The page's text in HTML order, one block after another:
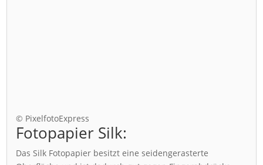
© PixelfotoExpress
Fotopapier Silk:
Das Silk Fotopapier besitzt eine seidengerasterte